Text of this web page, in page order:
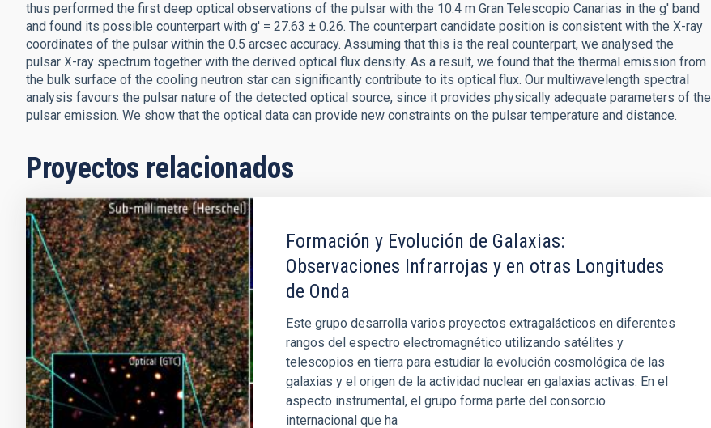
thus performed the first deep optical observations of the pulsar with the 10.4 m Gran Telescopio Canarias in the g' band
and found its possible counterpart with g' = 27.63 ± 0.26. The counterpart candidate position is consistent with the X-ray
coordinates of the pulsar within the 0.5 arcsec accuracy. Assuming that this is the real counterpart, we analysed the
pulsar X-ray spectrum together with the derived optical flux density. As a result, we found that the thermal emission from
the bulk surface of the cooling neutron star can significantly contribute to its optical flux. Our multiwavelength spectral
analysis favours the pulsar nature of the detected optical source, since it provides physically adequate parameters of the
pulsar emission. We show that the optical data can provide new constraints on the pulsar temperature and distance.
Proyectos relacionados
Formación y Evolución de Galaxias:
Observaciones Infrarrojas y en otras Longitudes
de Onda
Este grupo desarrolla varios proyectos extragalácticos en diferentes
rangos del espectro electromagnético utilizando satélites y
telescopios en tierra para estudiar la evolución cosmológica de las
galaxias y el origen de la actividad nuclear en galaxias activas. En el
aspecto instrumental, el grupo forma parte del consorcio
internacional que ha